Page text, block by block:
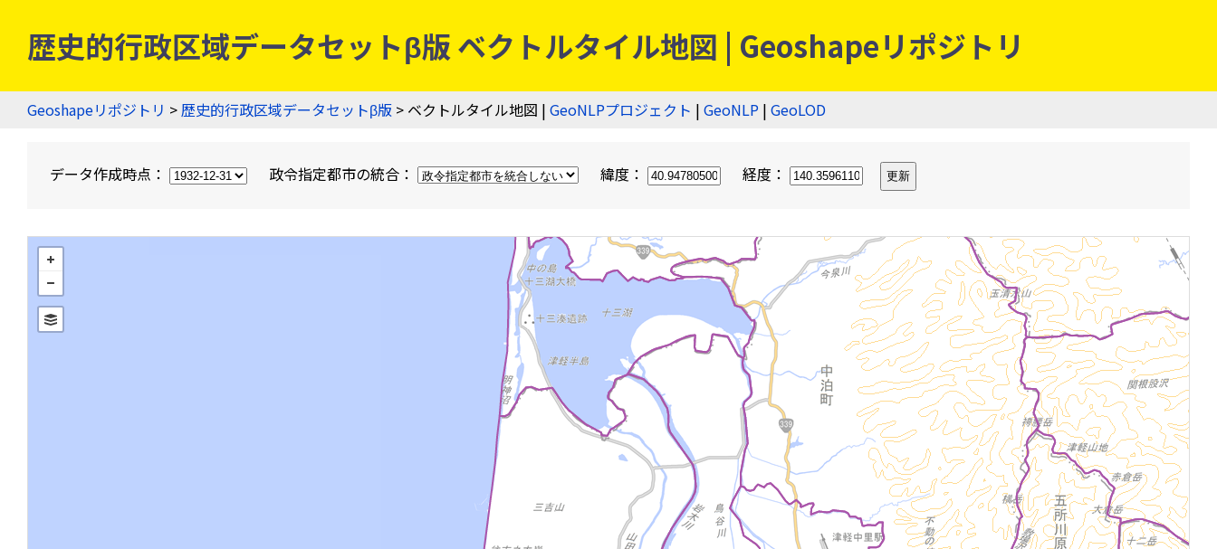
歴史的行政区域データセットβ版 ベクトルタイル地図 | Geoshapeリポジトリ
Geoshapeリポジトリ >歴史的行政区域データセットβ版 > ベクトルタイル地図 | GeoNLPプロジェクト | GeoNLP | GeoLOD
データ作成時点： 政令指定都市の統合： 緯度： 経度：